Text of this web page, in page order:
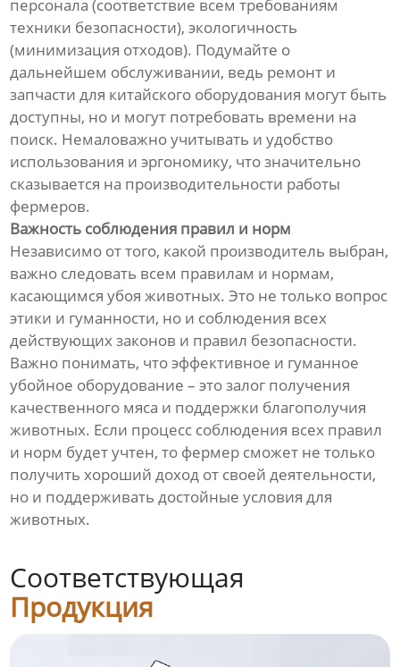
персонала (соответствие всем требованиям
техники безопасности), экологичность
(минимизация отходов). Подумайте о
дальнейшем обслуживании, ведь ремонт и
запчасти для китайского оборудования могут быть
доступны, но и могут потребовать времени на
поиск. Немаловажно учитывать и удобство
использования и эргономику, что значительно
сказывается на производительности работы
фермеров.
Важность соблюдения правил и норм
Независимо от того, какой производитель выбран,
важно следовать всем правилам и нормам,
касающимся убоя животных. Это не только вопрос
этики и гуманности, но и соблюдения всех
действующих законов и правил безопасности.
Важно понимать, что эффективное и гуманное
убойное оборудование – это залог получения
качественного мяса и поддержки благополучия
животных. Если процесс соблюдения всех правил
и норм будет учтен, то фермер сможет не только
получить хороший доход от своей деятельности,
но и поддерживать достойные условия для
животных.
Соответствующая
Продукция